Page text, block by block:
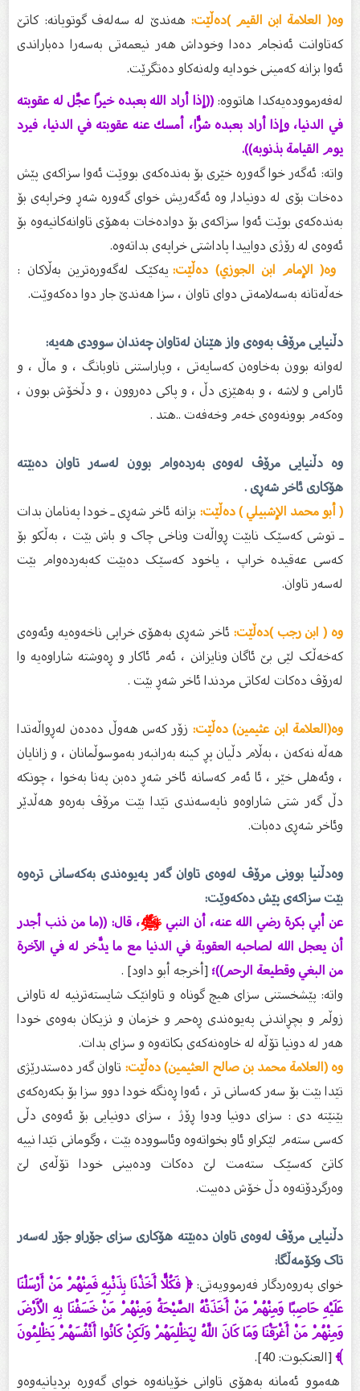
وە( العلامة ابن القيم )دەڵێت:هەندێ لە سەلەف گوتویانە: کاتێ
کەتاوانت ئەنجام دەدا وخوداش هەر نیعمەتی بەسەرا دەباراندی
ئەوا بزانە کەمینی خودایە ولەنەکاو دەتگرێت.
لەفەرموودەیەکدا هاتووە:((إذا أراد الله بعبده خيرًا عجَّل له عقوبته
في الدنيا، وإذا أراد بعبده شرًّا، أمسك عنه عقوبته في الدنيا، فيرد
يوم القيامة بذنوبه)).
واتە: ئەگەر خوا گەورە خێری بۆ بەندەكەی بووێت ئەوا سزاكەی پێش
دەخات بۆی لە دونیادا, وە ئەگەریش خوای گەورە شەڕ وخراپەی بۆ
بەندەكەی بوێت ئەوا سزاكەی بۆ دوادەخات بەهۆی تاوانەكانیەوە بۆ
ئەوەی لە رۆژی دواییدا پاداشتی خراپەی بداتەوە.
وە( الإمام ابن الجوزي) دەڵێت:یەکێک لەگەورەترین بەڵاکان :
خەڵەتانە بەسەلامەتی دوای تاوان ، سزا هەندێ جار دوا دەکەوێت.
دڵنیایی مرۆڤ بەوەی واز هێنان لەتاوان چەندان سوودی هەیە:
لەوانە بوون بەخاوەن کەسایەتی ، وپاراستنی ناوبانگ ، و ماڵ ، و
ئارامی و لاشە ، و بەهێزی دڵ ، و پاکی دەروون ، و دڵخۆش بوون ،
وەکەم بوونەوەی خەم وخەفەت ..هتد .
وە دڵنیایی مرۆڤ لەوەی بەردەوام بوون لەسەر تاوان دەبێتە
هۆکاری ئاخر شەڕی .
( أبو محمد الإشبيلي ) دەڵێت:بزانە ئاخر شەڕی ـ خودا پەنامان بدات
ـ توشی کەسێک نابێت ڕواڵەت وناخی چاک و باش بێت ، بەڵکو بۆ
کەسی عەقیدە خراپ ، یاخود کەسێک دەبێت کەبەردەوام بێت
لەسەر تاوان.
وە ( ابن رجب )دەڵێت:ئاخر شەڕی بەهۆی خراپی ناخەوەیه وئەوەی
کەخەڵک لێی بێ ئاگان ونایزانن ، ئەم ئاکار و ڕەوشتە شاراوەیە وا
لەرۆڤ دەکات لەکاتی مردندا ئاخر شەڕ بێت .
وە(العلامة ابن عثيمين) دەڵێت:زۆر کەس هەوڵ دەدەن لەڕواڵەتدا
هەڵە نەکەن ، بەڵام دڵیان پڕ کینە بەرانبەر بەموسوڵمانان ، و زانایان
، وئەهلی خێر ، ئا ئەم کەسانە ئاخر شەڕ دەبن پەنا بەخوا ، چونکە
دڵ گەر شتی شاراوەو ناپەسەندی تێدا بێت مرۆڤ بەرەو هەڵدێر
وئاخر شەڕی دەبات.
وەدڵنیا بوونی مرۆڤ لەوەی تاوان گەر پەیوەندی بەکەسانی ترەوە
بێت سزاکەی پێش دەکەوێت:
عن أبي بكرة رضي الله عنه، أن النبيﷺ، قال: ((ما من ذنب أجدر
أن يعجل الله لصاحبه العقوبة في الدنيا مع ما يدَّخر له في الآخرة
من البغي وقطيعة الرحم))؛[أخرجه أبو داود] .
واتە: پێشخستنی سزای هیچ گوناه و تاوانێک شایستەترنیە لە تاوانی
زوڵم و بچڕاندنی پەیوەندی ڕەحم و خزمان و نزیکان بەوەی خودا
هەر لە دونیا تۆڵە لە خاوەنەکەی بکاتەوە و سزای بدات.
وە (العلامة محمد بن صالح العثيمين) دەڵێت:تاوان گەر دەستدرێژی
تێدا بێت بۆ سەر کەسانی تر ، ئەوا ڕەنگە خودا دوو سزا بۆ بکەرەکەی
بێنێتە دی : سزای دونیا ودوا ڕۆژ ، سزای دونیایی بۆ ئەوەی دڵی
کەسی ستەم لێکراو ئاو بخواتەوە وئاسوودە بێت ، وگومانی تێدا نییە
کاتێ کەسێک ستەمت لێ دەکات ودەبینی خودا تۆڵەی لێ
وەرگردۆتەوە دڵ خۆش دەبیت.
دڵنیایی مرۆڤ لەوەی تاوان دەبێتە هۆکاری سزای جۆراو جۆر لەسەر
تاک وکۆمەڵگا:
خوای پەروەردگار فەرموویەتی:﴿ فَكُلًّا أَخَذْنَا بِذَنْبِهِ فَمِنْهُمْ مَنْ أَرْسَلْنَا
عَلَيْهِ حَاصِبًا وَمِنْهُمْ مَنْ أَخَذَتْهُ الصَّيْحَةُ وَمِنْهُمْ مَنْ خَسَفْنَا بِهِ الْأَرْضَ
وَمِنْهُمْ مَنْ أَغْرَقْنَا وَمَا كَانَ اللَّهُ لِيَظْلِمَهُمْ وَلَكِنْ كَانُوا أَنْفُسَهُمْ يَظْلِمُونَ
[العنكبوت: 40].
هه‌موو ئه‌مانه‌ به‌هۆی تاوانی خۆیانه‌وه‌ خوای گه‌وره‌ بردیانیه‌وه‌و